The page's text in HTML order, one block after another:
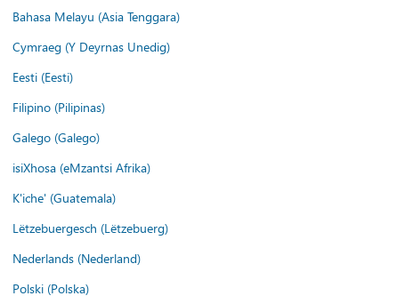
Bahasa Melayu (Asia Tenggara)
Cymraeg (Y Deyrnas Unedig)
Eesti (Eesti)
Filipino (Pilipinas)
Galego (Galego)
isiXhosa (eMzantsi Afrika)
K'iche' (Guatemala)
Lëtzebuergesch (Lëtzebuerg)
Nederlands (Nederland)
Polski (Polska)